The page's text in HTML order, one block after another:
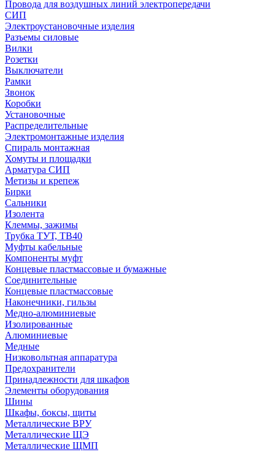
Провода для воздушных линий электропередачи
СИП
Электроустановочные изделия
Разъемы силовые
Вилки
Розетки
Выключатели
Рамки
Звонок
Коробки
Установочные
Распределительные
Электромонтажные изделия
Спираль монтажная
Хомуты и площадки
Арматура СИП
Метизы и крепеж
Бирки
Сальники
Изолента
Клеммы, зажимы
Трубка ТУТ, ТВ40
Муфты кабельные
Компоненты муфт
Концевые пластмассовые и бумажные
Соединительные
Концевые пластмассовые
Наконечники, гильзы
Медно-алюминиевые
Изолированные
Алюминиевые
Медные
Низковольтная аппаратура
Предохранители
Принадлежности для шкафов
Элементы оборудования
Шины
Шкафы, боксы, щиты
Металлические ВРУ
Металлические ЩЭ
Металлические ЩМП